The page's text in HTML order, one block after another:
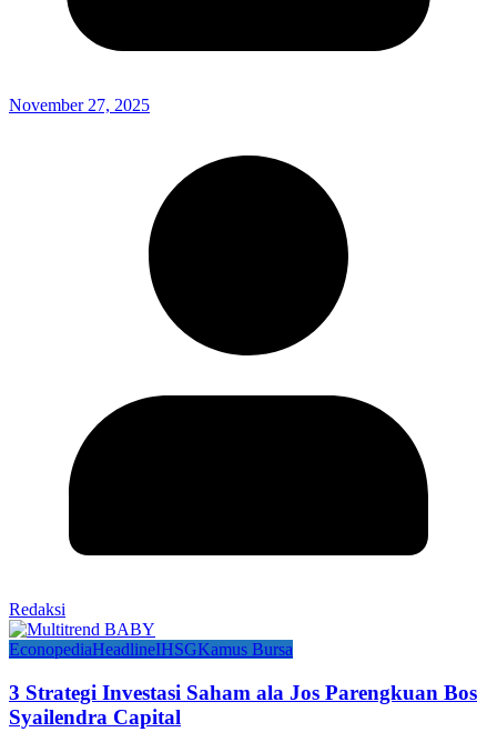
November 27, 2025
Redaksi
EconopediaHeadlineIHSGKamus Bursa
3 Strategi Investasi Saham ala Jos Parengkuan Bos
Syailendra Capital